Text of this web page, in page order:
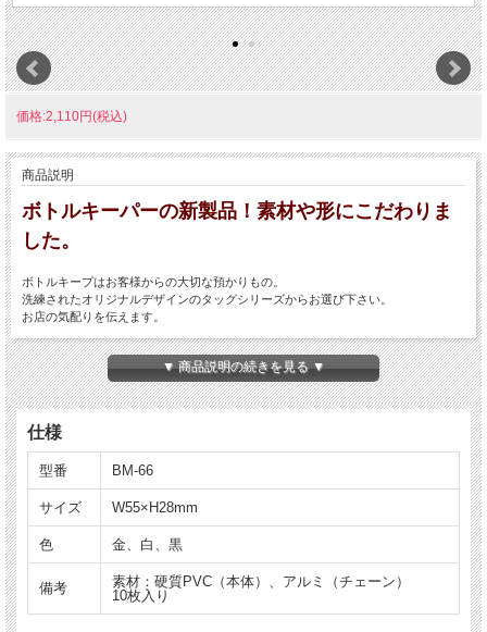
価格:2,110円(税込)
商品説明
ボトルキーパーの新製品！素材や形にこだわりま
した。
ボトルキープはお客様からの大切な預かりもの。
洗練されたオリジナルデザインのタッグシリーズからお選び下さい。
お店の気配りを伝えます。
★1セット10枚入りの商品です。
▼ 商品説明の続きを見る ▼
仕様
型番 BM-66
サイズ W55×H28mm
色 金、白、黒
備考
素材：硬質PVC（本体）、アルミ（チェーン）
10枚入り